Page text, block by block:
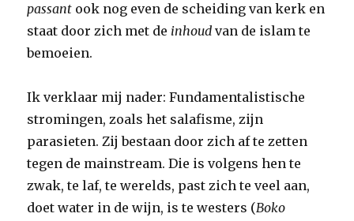
passant ook nog even de scheiding van kerk en
staat door zich met de inhoudvan de islam te
bemoeien.
Ik verklaar mij nader: Fundamentalistische
stromingen, zoals het salafisme, zijn
parasieten. Zij bestaan door zich af te zetten
tegen de mainstream. Die is volgens hen te
zwak, te laf, te werelds, past zich te veel aan,
doet water in de wijn, is te westers (Boko